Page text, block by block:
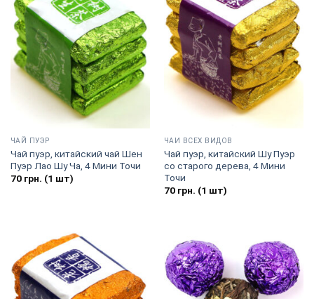
ЧАЙ ПУЭР
Чай пуэр, китайский чай Шен
Пуэр Лао Шу Ча, 4 Мини Точи
70грн. (1 шт)
ЧАИ ВСЕХ ВИДОВ
Чай пуэр, китайский Шу Пуэр
со старого дерева, 4 Мини
Точи
70грн. (1 шт)